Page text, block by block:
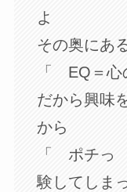
よ
その奥にあ
「 EQ＝
だから興味
から
「 ポチっ
験してしま